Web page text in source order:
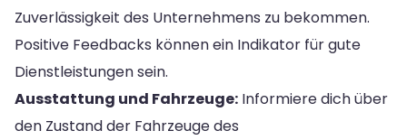
Zuverlässigkeit des Unternehmens zu bekommen.
Positive Feedbacks können ein Indikator für gute
Dienstleistungen sein.
Ausstattung und Fahrzeuge: Informiere dich über
den Zustand der Fahrzeuge des